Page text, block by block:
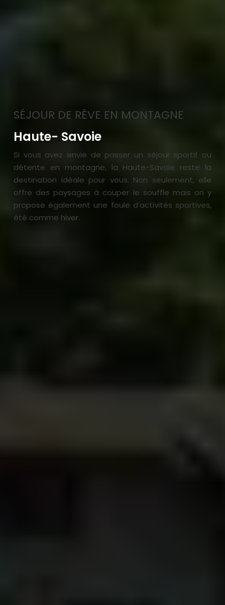
SÉJOUR DE RÊVE EN MONTAGNE
Haute- Savoie
Si vous avez envie de passer un séjour sportif ou
détente en montagne, la Haute-Savoie reste la
destination idéale pour vous. Non seulement, elle
offre des paysages à couper le souffle mais on y
propose également une foule d’activités sportives,
été comme hiver.